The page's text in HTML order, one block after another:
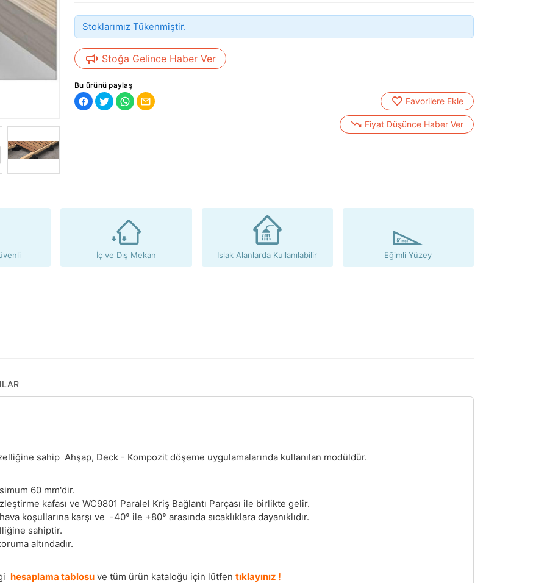
Stoklarımız Tükenmiştir.
Stoğa Gelince Haber Ver
Bu ürünü paylaş
Favorilere Ekle
Fiyat Düşünce Haber Ver
İç ve Dış Mekan Islak Alanlarda Kullanılabilir Eğimli Yüzey
sahip Ahşap, Deck - Kompozit döşeme uygulamalarında kullanılan modüldür.
60 mm'dir.
kafası ve WC9801 Paralel Kriş Bağlantı Parçası ile birlikte gelir.
koşullarına karşı ve -40° ile +80° arasında sıcaklıklara dayanıklıdır.
sahiptir.
altındadır.
hesaplama tablosu ve tüm ürün kataloğu için lütfen tıklayınız !